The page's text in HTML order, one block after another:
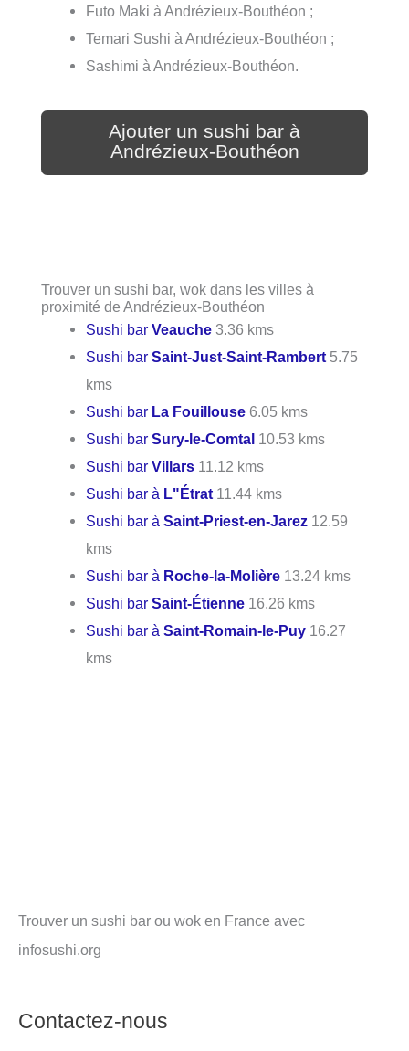
Futo Maki à Andrézieux-Bouthéon ;
Temari Sushi à Andrézieux-Bouthéon ;
Sashimi à Andrézieux-Bouthéon.
Ajouter un sushi bar à
Andrézieux-Bouthéon
Trouver un sushi bar, wok dans les villes à
proximité de Andrézieux-Bouthéon
Sushi barVeauche 3.36 kms
Sushi barSaint-Just-Saint-Rambert 5.75
kms
Sushi bar La Fouillouse 6.05 kms
Sushi barSury-le-Comtal 10.53 kms
Sushi barVillars 11.12 kms
Sushi bar à L"Étrat 11.44 kms
Sushi bar àSaint-Priest-en-Jarez 12.59
kms
Sushi bar à Roche-la-Molière 13.24 kms
Sushi barSaint-Étienne 16.26 kms
Sushi bar àSaint-Romain-le-Puy 16.27
kms
Trouver un sushi bar ou wok en France avec
infosushi.org
Contactez-nous